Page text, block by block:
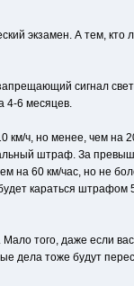
экзамен. А тем, кто
сигнал
4-6 месяцев.
ч, но менее, чем на
штраф. За
60 км/час, но не
караться
того, даже если
дела тоже будут